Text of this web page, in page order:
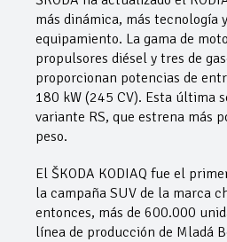
más dinámica, más tecnología
equipamiento. La gama de
propulsores diésel y tres de
proporcionan potencias de
180 kW (245 CV). Esta última
variante RS, que estrena más
peso.
El ŠKODA KODIAQ fue el
la campaña SUV de la marca
entonces, más de 600.000
línea de producción de Mladá